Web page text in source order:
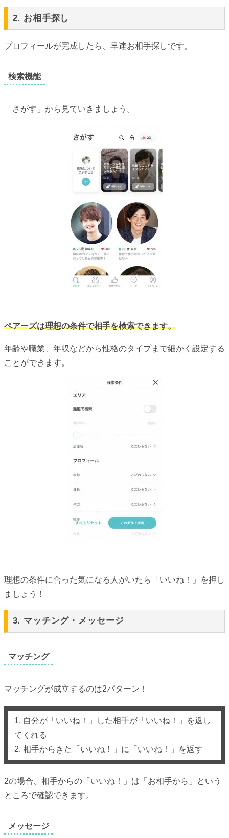
2. お相手探し
プロフィールが完成したら、早速お相手探しです。
検索機能
「さがす」から見ていきましょう。
ペアーズは理想の条件で相手を検索できます。
年齢や職業、年収などから性格のタイプまで細かく設定する
ことができます。
理想の条件に合った気になる人がいたら「いいね！」を押し
ましょう！
3. マッチング・メッセージ
マッチング
マッチングが成立するのは2パターン！
1. 自分が「いいね！」した相手が「いいね！」を返し
てくれる
2. 相手からきた「いいね！」に「いいね！」を返す
2の場合、相手からの「いいね！」は「お相手から」という
ところで確認できます。
メッセージ